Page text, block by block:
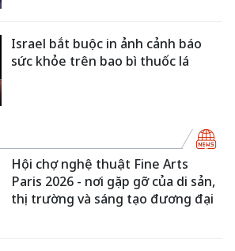
Israel bắt buộc in ảnh cảnh báo
sức khỏe trên bao bì thuốc lá
Hội chợ nghệ thuật Fine Arts
Paris 2026 - nơi gặp gỡ của di sản,
thị trường và sáng tạo đương đại